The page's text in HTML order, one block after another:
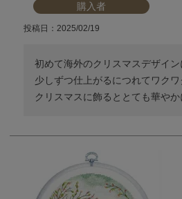
購入者
投稿日 2025/02/19
初めて海外のクリスマスデザイン
少しずつ仕上がるにつれてワクワ
クリスマスに飾るととても華やか